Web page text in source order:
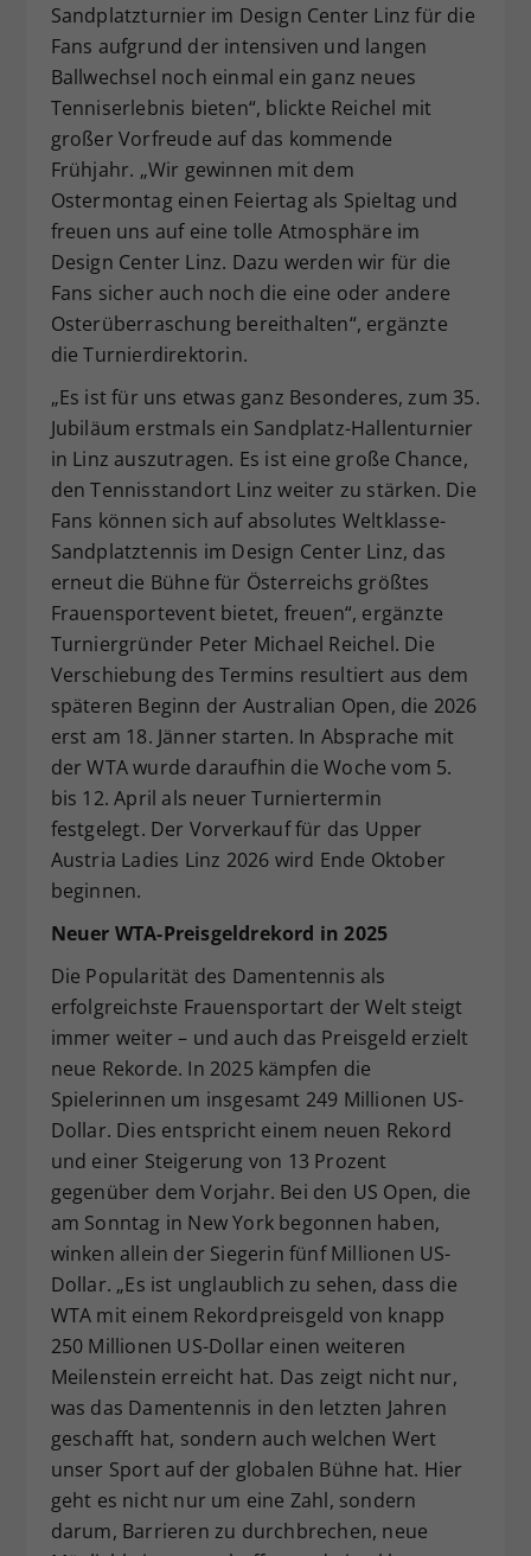
Sandplatzturnier im Design Center Linz für die
Fans aufgrund der intensiven und langen
Ballwechsel noch einmal ein ganz neues
Tenniserlebnis bieten“, blickte Reichel mit
großer Vorfreude auf das kommende
Frühjahr. „Wir gewinnen mit dem
Ostermontag einen Feiertag als Spieltag und
freuen uns auf eine tolle Atmosphäre im
Design Center Linz. Dazu werden wir für die
Fans sicher auch noch die eine oder andere
Osterüberraschung bereithalten“, ergänzte
die Turnierdirektorin.
„Es ist für uns etwas ganz Besonderes, zum 35.
Jubiläum erstmals ein Sandplatz-Hallenturnier
in Linz auszutragen. Es ist eine große Chance,
den Tennisstandort Linz weiter zu stärken. Die
Fans können sich auf absolutes Weltklasse-
Sandplatztennis im Design Center Linz, das
erneut die Bühne für Österreichs größtes
Frauensportevent bietet, freuen“, ergänzte
Turniergründer Peter Michael Reichel. Die
Verschiebung des Termins resultiert aus dem
späteren Beginn der Australian Open, die 2026
erst am 18. Jänner starten. In Absprache mit
der WTA wurde daraufhin die Woche vom 5.
bis 12. April als neuer Turniertermin
festgelegt. Der Vorverkauf für das Upper
Austria Ladies Linz 2026 wird Ende Oktober
beginnen.
Neuer WTA-Preisgeldrekord in 2025
Die Popularität des Damentennis als
erfolgreichste Frauensportart der Welt steigt
immer weiter – und auch das Preisgeld erzielt
neue Rekorde. In 2025 kämpfen die
Spielerinnen um insgesamt 249 Millionen US-
Dollar. Dies entspricht einem neuen Rekord
und einer Steigerung von 13 Prozent
gegenüber dem Vorjahr. Bei den US Open, die
am Sonntag in New York begonnen haben,
winken allein der Siegerin fünf Millionen US-
Dollar. „Es ist unglaublich zu sehen, dass die
WTA mit einem Rekordpreisgeld von knapp
250 Millionen US-Dollar einen weiteren
Meilenstein erreicht hat. Das zeigt nicht nur,
was das Damentennis in den letzten Jahren
geschafft hat, sondern auch welchen Wert
unser Sport auf der globalen Bühne hat. Hier
geht es nicht nur um eine Zahl, sondern
darum, Barrieren zu durchbrechen, neue